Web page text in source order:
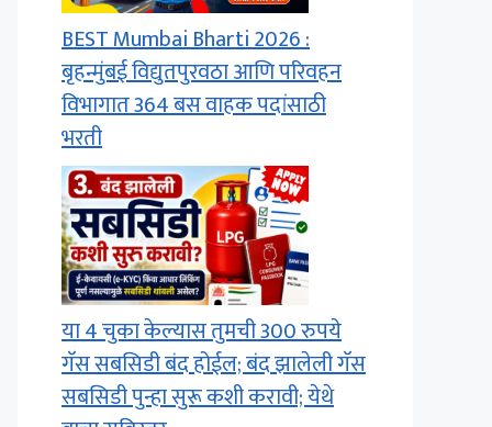
BEST Mumbai Bharti 2026 :
बृहन्मुंबई विद्युतपुरवठा आणि परिवहन
विभागात 364 बस वाहक पदांसाठी
भरती
या 4 चुका केल्यास तुमची 300 रुपये
गॅस सबसिडी बंद होईल; बंद झालेली गॅस
सबसिडी पुन्हा सुरू कशी करावी; येथे